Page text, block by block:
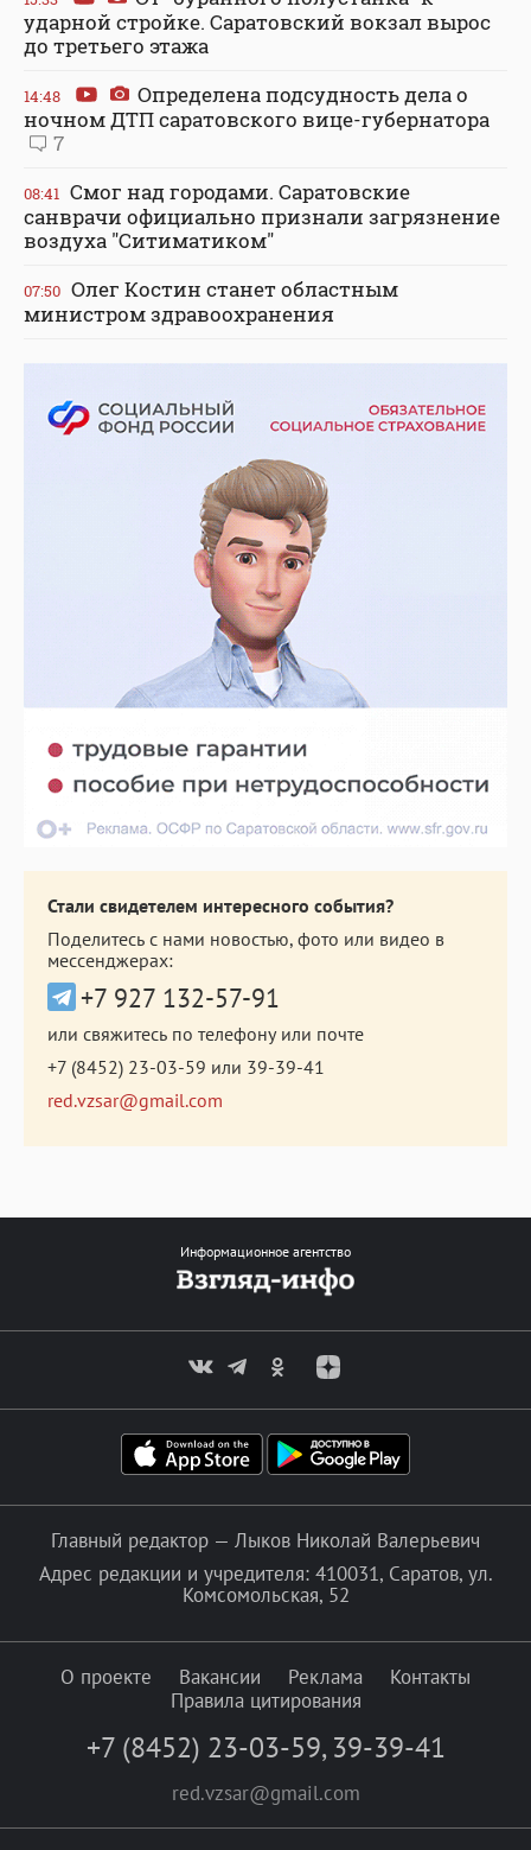
ударной стройке. Саратовский вокзал вырос
до третьего этажа
14:48
Определена подсудность дела о
ночном ДТП саратовского вице-губернатора
7
08:41 Смог над городами. Саратовские
санврачи официально признали загрязнение
воздуха "Ситиматиком"
07:50 Олег Костин станет областным
министром здравоохранения
Стали свидетелем интересного события?
Поделитесь с нами новостью, фото или видео в
мессенджерах:
+7 927 132-57-91
или свяжитесь по телефону или почте
+7 (8452) 23-03-59 или 39-39-41
red.vzsar@gmail.com
Информационное агентство
Главный редактор — Лыков Николай Валерьевич
Адрес редакции и учредителя: 410031, Саратов, ул.
Комсомольская, 52
О проекте Вакансии Реклама
Контакты
Правила цитирования
+7 (8452) 23-03-59, 39-39-41
red.vzsar@gmail.com